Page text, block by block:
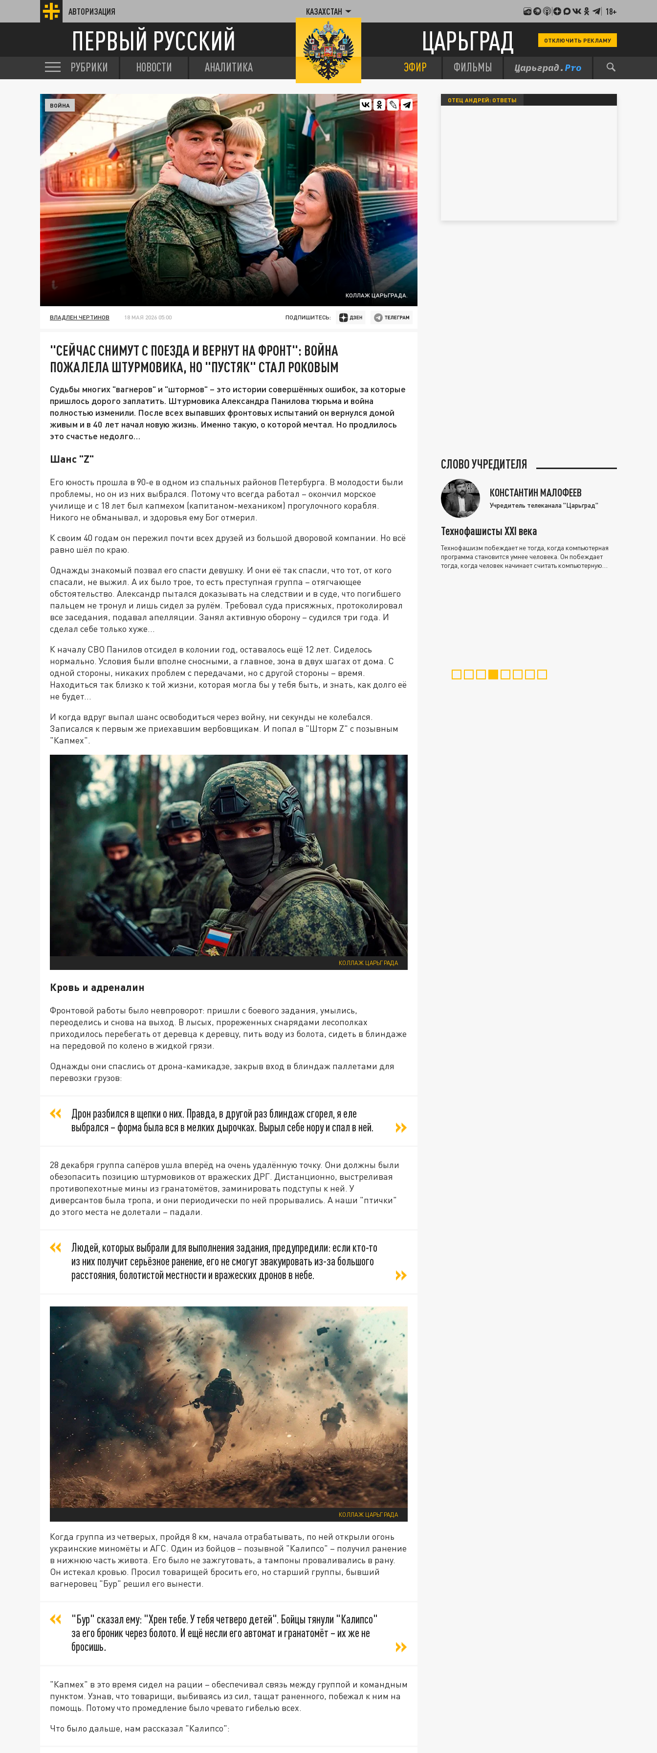
АВТОРИЗАЦИЯ КАЗАХСТАН 18+
ПЕРВЫЙ РУССКИЙ ЦАРЬГРАД ОТКЛЮЧИТЬ РЕКЛАМУ
РУБРИКИ НОВОСТИ АНАЛИТИКА ЭФИР ФИЛЬМЫ
КОЛЛАЖ ЦАРЬГРАДА.
ВОЙНА
ВЛАДЛЕН ЧЕРТИНОВ 18 МАЯ 2026 05:00 ПОДПИШИТЕСЬ:
"СЕЙЧАС СНИМУТ С ПОЕЗДА И ВЕРНУТ НА ФРОНТ": ВОЙНА
ПОЖАЛЕЛА ШТУРМОВИКА, НО "ПУСТЯК" СТАЛ РОКОВЫМ
Судьбы многих "вагнеров" и "штормов" – это истории совершённых ошибок, за которые
пришлось дорого заплатить. Штурмовика Александра Панилова тюрьма и война
полностью изменили. После всех выпавших фронтовых испытаний он вернулся домой
живым и в 40 лет начал новую жизнь. Именно такую, о которой мечтал. Но продлилось
это счастье недолго…
Шанс "Z"
Его юность прошла в 90-е в одном из спальных районов Петербурга. В молодости были
проблемы, но он из них выбрался. Потому что всегда работал – окончил морское
училище и с 18 лет был капмехом (капитаном-механиком) прогулочного корабля.
Никого не обманывал, и здоровья ему Бог отмерил.
К своим 40 годам он пережил почти всех друзей из большой дворовой компании. Но всё
равно шёл по краю.
Однажды знакомый позвал его спасти девушку. И они её так спасли, что тот, от кого
спасали, не выжил. А их было трое, то есть преступная группа – отягчающее
обстоятельство. Александр пытался доказывать на следствии и в суде, что погибшего
пальцем не тронул и лишь сидел за рулём. Требовал суда присяжных, протоколировал
все заседания, подавал апелляции. Занял активную оборону – судился три года. И
сделал себе только хуже…
К началу СВО Панилов отсидел в колонии год, оставалось ещё 12 лет. Сиделось
нормально. Условия были вполне сносными, а главное, зона в двух шагах от дома. С
одной стороны, никаких проблем с передачами, но с другой стороны – время.
Находиться так близко к той жизни, которая могла бы у тебя быть, и знать, как долго её
не будет…
И когда вдруг выпал шанс освободиться через войну, ни секунды не колебался.
Записался к первым же приехавшим вербовщикам. И попал в "Шторм Z" с позывным
"Капмех".
КОЛЛАЖ ЦАРЬГРАДА
Кровь и адреналин
Фронтовой работы было невпроворот: пришли с боевого задания, умылись,
переоделись и снова на выход. В лысых, прореженных снарядами лесополках
приходилось перебегать от деревца к деревцу, пить воду из болота, сидеть в блиндаже
на передовой по колено в жидкой грязи.
Однажды они спаслись от дрона-камикадзе, закрыв вход в блиндаж паллетами для
перевозки грузов:
Дрон разбился в щепки о них. Правда, в другой раз блиндаж сгорел, я еле
выбрался – форма была вся в мелких дырочках. Вырыл себе нору и спал в ней.
28 декабря группа сапёров ушла вперёд на очень удалённую точку. Они должны были
обезопасить позицию штурмовиков от вражеских ДРГ. Дистанционно, выстреливая
противопехотные мины из гранатомётов, заминировать подступы к ней. У
диверсантов была тропа, и они периодически по ней прорывались. А наши "птички"
до этого места не долетали – падали.
Людей, которых выбрали для выполнения задания, предупредили: если кто-то
из них получит серьёзное ранение, его не смогут эвакуировать из-за большого
расстояния, болотистой местности и вражеских дронов в небе.
КОЛЛАЖ ЦАРЬГРАДА
Когда группа из четверых, пройдя 8 км, начала отрабатывать, по ней открыли огонь
украинские миномёты и АГС. Один из бойцов – позывной "Калипсо" – получил ранение
в нижнюю часть живота. Его было не зажгутовать, а тампоны проваливались в рану.
Он истекал кровью. Просил товарищей бросить его, но старший группы, бывший
вагнеровец "Бур" решил его вынести.
"Бур" сказал ему: "Хрен тебе. У тебя четверо детей". Бойцы тянули "Калипсо"
за его броник через болото. И ещё несли его автомат и гранатомёт – их же не
бросишь.
"Капмех" в это время сидел на рации – обеспечивал связь между группой и командным
пунктом. Узнав, что товарищи, выбиваясь из сил, тащат раненного, побежал к ним на
помощь. Потому что промедление было чревато гибелью всех.
Что было дальше, нам рассказал "Калипсо":
ОТЕЦ АНДРЕЙ: ОТВЕТЫ
СЛОВО УЧРЕДИТЕЛЯ
КОНСТАНТИН МАЛОФЕЕВ
Учредитель телеканала "Царьград"
Технофашисты XXI века
Технофашизм побеждает не тогда, когда компьютерная
программа становится умнее человека. Он побеждает
тогда, когда человек начинает считать компьютерную